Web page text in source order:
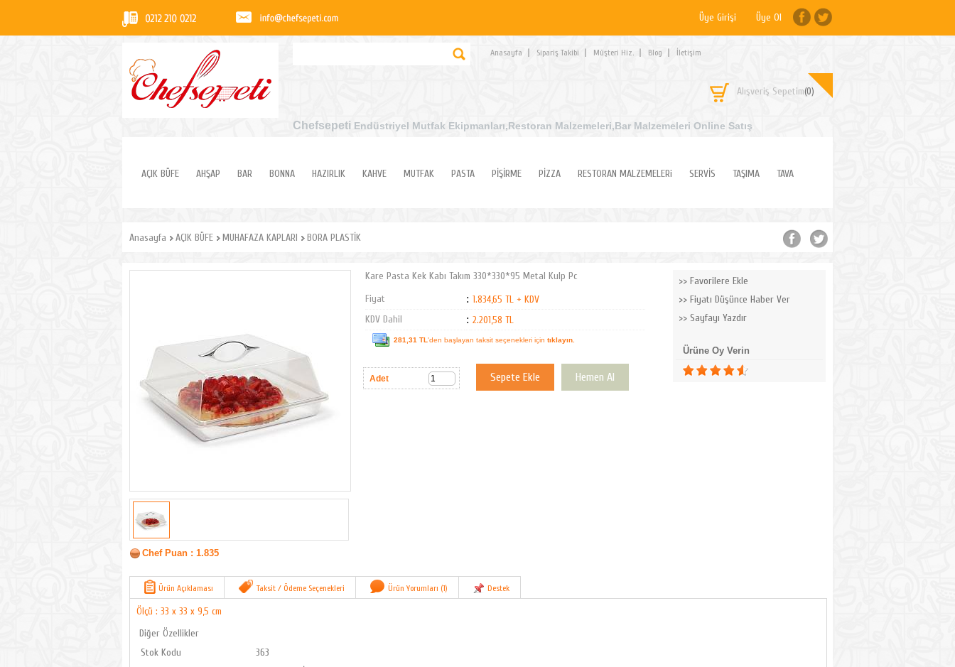
Üye Girişi Üye Ol
Anasayfa Sipariş Takibi Müşteri Hiz. Blog İletişim
Alışveriş Sepetim(0)
Chefsepeti Endüstriyel Mutfak Ekipmanları,Restoran Malzemeleri,Bar Malzemeleri Online Satış
AÇIK BÜFE AHŞAP BAR BONNA HAZIRLIK KAHVE MUTFAK PASTA PİŞİRME PİZZA RESTORAN MALZEMELERi SERVİS TAŞIMA TAVA
Anasayfa AÇIK BÜFE MUHAFAZA KAPLARI BORA PLASTİK
Chef Puan : 1.835
Kare Pasta Kek Kabı Takım 330*330*95 Metal Kulp Pc
Fiyat
: 1.834,65 TL + KDV
KDV Dahil
: 2.201,58 TL
281,31 TL'den başlayan taksit seçenekleri için tıklayın.
Adet
Favorilere Ekle
Fiyatı Düşünce Haber Ver
Sayfayı Yazdır
Ürüne Oy Verin
Ürün Açıklaması Taksit / Ödeme Seçenekleri Ürün Yorumları (1) Destek
Ölçü : 33 x 33 x 9,5 cm
Diğer Özellikler
Stok Kodu
363